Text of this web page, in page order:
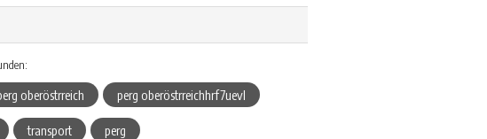
oberöstrreich perg oberöstrreichhrf7uevl
transport perg